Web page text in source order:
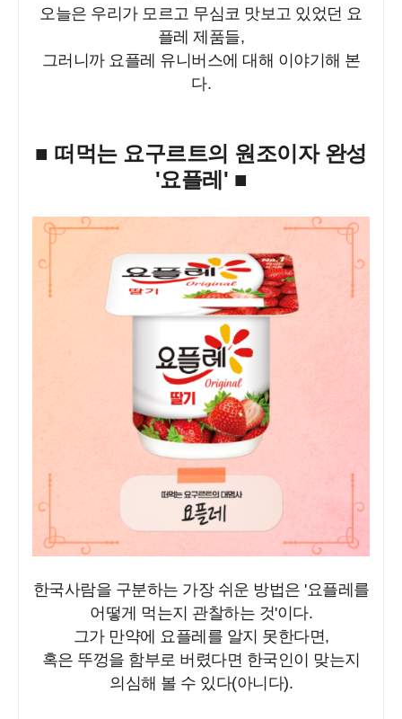
오늘은 우리가 모르고 무심코 맛보고 있었던 요
플레 제품들,
그러니까 요플레 유니버스에 대해 이야기해 본
다.
■ 떠먹는 요구르트의 원조이자 완성
'요플레' ■
한국사람을 구분하는 가장 쉬운 방법은 '요플레를
어떻게 먹는지 관찰하는 것'이다.
그가 만약에 요플레를 알지 못한다면,
혹은 뚜껑을 함부로 버렸다면 한국인이 맞는지
의심해 볼 수 있다(아니다).